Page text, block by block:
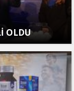
OLDU